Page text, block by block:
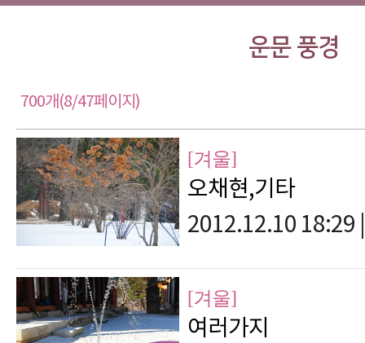
운문 풍경
700개(8/47페이지)
[겨울]
오채현,기타
2012.12.10 18:29
[겨울]
여러가지